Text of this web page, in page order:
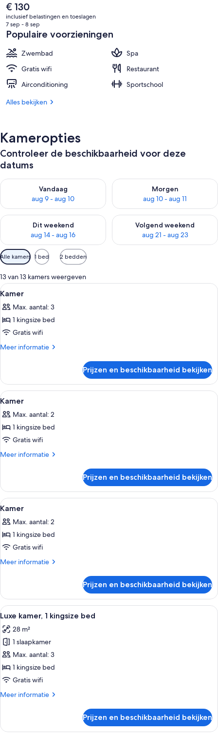
De
huidige
prijs
is
€ 130
€ 130
inclusief belastingen en toeslagen
7 sep - 8 sep
Populaire voorzieningen
Zwembad
Spa
Gratis wifi
Restaurant
Airconditioning
Sportschool
Alles bekijken
Kameropties
Controleer de beschikbaarheid voor deze
datums
Vandaag
aug 9 - aug 10
De beschikbaarheid controleren voor vanavond aug 9 - aug
Morgen
aug 10 - aug 11
De beschikbaarheid
Dit weekend
aug 14 - aug 16
De beschikbaarheid controleren voor dit weekend aug 14 -
Volgend weekend
aug 21 - aug 23
De beschikbaarheid
Beschikbare
filters
voor
kamers
Alle kamers 1 bed 2 bedden
13 van 13 kamers weergeven
Alle
foto's
voor
Kamer
laden
Een bureau met een stoel, een lamp
1
Kamer
Max. aantal: 3
1 kingsize bed
Gratis wifi
Meer informatie
Meer
Prijzen en beschikbaarheid bekijken
Alle
foto's
voor
Kamer
laden
Een moderne hotelkamer met een
9
Kamer
Max. aantal: 2
1 kingsize bed
Gratis wifi
Meer informatie
Meer
Prijzen en beschikbaarheid bekijken
Alle
foto's
voor
Kamer
laden
Een moderne hotelkamer met een
5
Kamer
Max. aantal: 2
1 kingsize bed
Gratis wifi
Meer informatie
Meer
Prijzen en beschikbaarheid bekijken
Alle
foto's
voor
Luxe
kamer,
1
kingsize
laden
Een moderne hotelkamer met een
7
Luxe kamer, 1 kingsize bed
28 m²
1 slaapkamer
Max. aantal: 3
1 kingsize bed
Gratis wifi
Meer informatie
Meer
kamer,
Prijzen en beschikbaarheid bekijken